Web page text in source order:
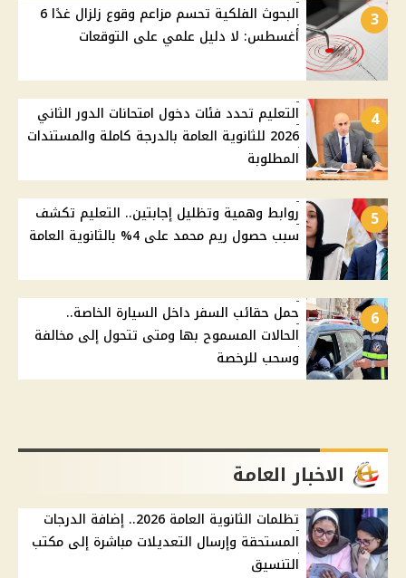
3
البحوث الفلكية تحسم مزاعم وقوع زلزال غدًا 6
أغسطس: لا دليل علمي على التوقعات
4
التعليم تحدد فئات دخول امتحانات الدور الثاني
2026 للثانوية العامة بالدرجة كاملة والمستندات
المطلوبة
5
روابط وهمية وتظليل إجابتين.. التعليم تكشف
سبب حصول ريم محمد على 4% بالثانوية العامة
6
حمل حقائب السفر داخل السيارة الخاصة..
الحالات المسموح بها ومتى تتحول إلى مخالفة
وسحب للرخصة
الاخبار العامة
تظلمات الثانوية العامة 2026.. إضافة الدرجات
المستحقة وإرسال التعديلات مباشرة إلى مكتب
التنسيق